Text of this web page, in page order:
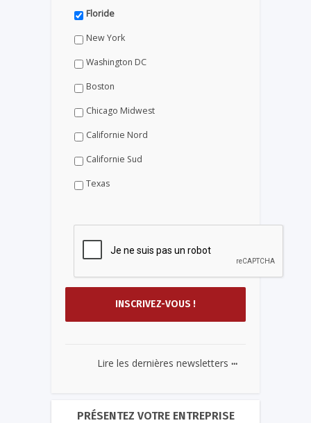
Floride
New York
Washington DC
Boston
Chicago Midwest
Californie Nord
Californie Sud
Texas
Lire les dernières newsletters ...
PRÉSENTEZ VOTRE ENTREPRISE